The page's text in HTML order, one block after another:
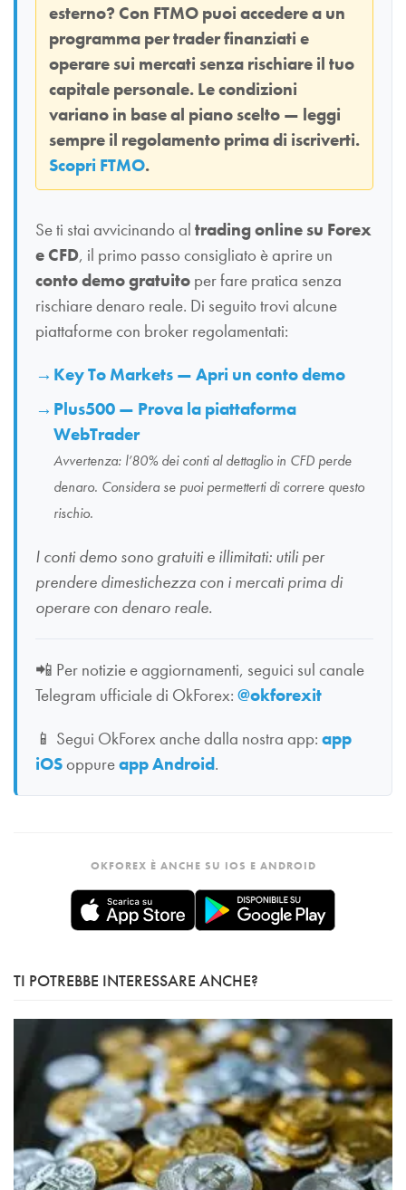
esterno? Con FTMO puoi accedere a un
programma per trader finanziati e
operare sui mercati senza rischiare il tuo
capitale personale. Le condizioni
variano in base al piano scelto — leggi
sempre il regolamento prima di iscriverti.
Scopri FTMO.
Se ti stai avvicinando al trading online su Forex
e CFD, il primo passo consigliato è aprire un
conto demo gratuito per fare pratica senza
rischiare denaro reale. Di seguito trovi alcune
piattaforme con broker regolamentati:
Key To Markets — Apri un conto demo
Plus500 — Prova la piattaforma
WebTrader
Avvertenza: l’80% dei conti al dettaglio in CFD perde
denaro. Considera se puoi permetterti di correre questo
rischio.
I conti demo sono gratuiti e illimitati: utili per
prendere dimestichezza con i mercati prima di
operare con denaro reale.
📲 Per notizie e aggiornamenti, seguici sul canale
Telegram ufficiale di OkForex: @okforexit
📱 Segui OkForex anche dalla nostra app: app
iOSoppureapp Android.
OKFOREX È ANCHE SU IOS E ANDROID
TI POTREBBE INTERESSARE ANCHE?